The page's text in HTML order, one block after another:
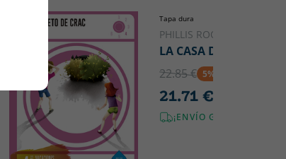
Tapa dura
PHILLIS ROOT
LA CASA DE TOMASA
22.85 € 5% DTO
21.71 €
¡ENVÍO GRATIS!